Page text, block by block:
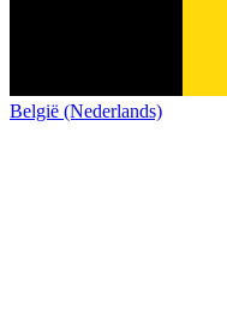
België (Nederlands)